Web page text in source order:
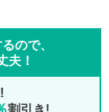
ので、
夫！